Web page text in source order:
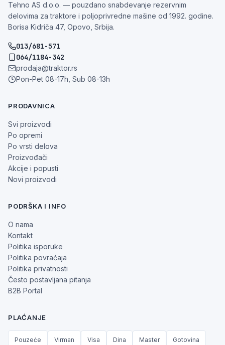
Tehno AS d.o.o. — pouzdano snabdevanje rezervnim
delovima za traktore i poljoprivredne mašine od 1992. godine.
Borisa Kidriča 47, Opovo, Srbija.
013/681-571
064/1184-342
prodaja@traktor.rs
Pon-Pet 08-17h, Sub 08-13h
PRODAVNICA
Svi proizvodi
Po opremi
Po vrsti delova
Proizvođači
Akcije i popusti
Novi proizvodi
PODRŠKA I INFO
O nama
Kontakt
Politika isporuke
Politika povraćaja
Politika privatnosti
Često postavljana pitanja
B2B Portal
PLAĆANJE
Pouzeće Virman Visa Dina Master Gotovina